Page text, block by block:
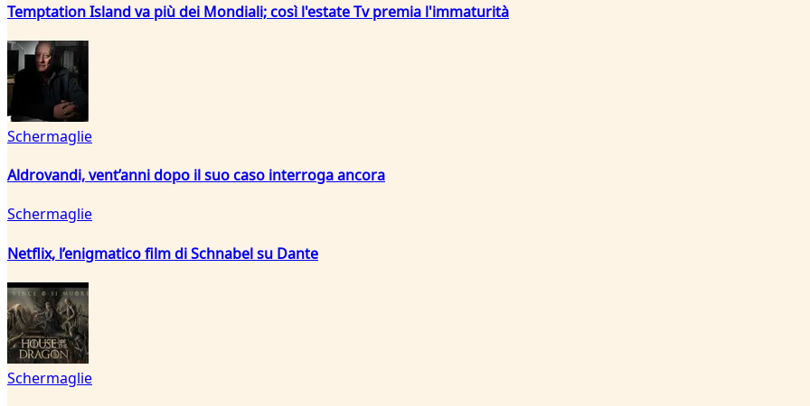
Temptation Island va più dei Mondiali; così l'estate Tv premia l'immaturità
Schermaglie
Aldrovandi, vent’anni dopo il suo caso interroga ancora
Schermaglie
Netflix, l’enigmatico film di Schnabel su Dante
Schermaglie